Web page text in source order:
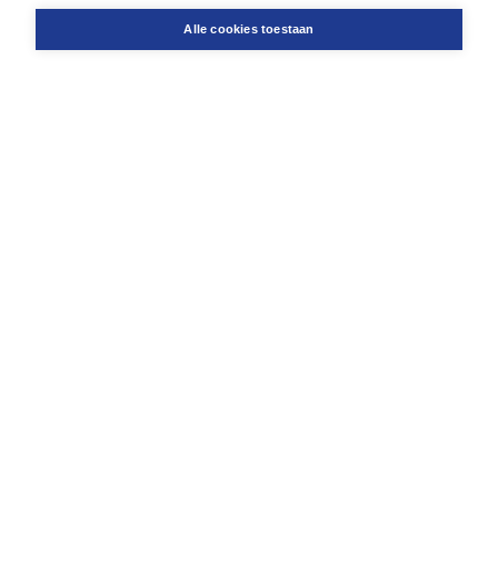
Alle cookies toestaan